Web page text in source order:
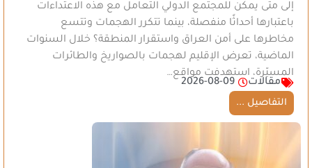
إلى متى يمكن للمجتمع الدولي التعامل مع هذه الاعتداءات
باعتبارها أحداثًا منفصلة، بينما تتكرر الهجمات وتتسع
مخاطرها على أمن العراق واستقرار المنطقة؟ خلال السنوات
الماضية، تعرض الإقليم لهجمات بالصواريخ والطائرات
المسيّرة، استهدفت مواقع…
مقالات
2026-08-09
التفاصيل ...